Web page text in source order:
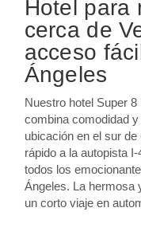
Hotel para
cerca de
acceso
Ángeles
Nuestro hotel Super
combina comodidad
ubicación en el sur
rápido a la autopista
todos los
Ángeles. La hermosa
un corto viaje en